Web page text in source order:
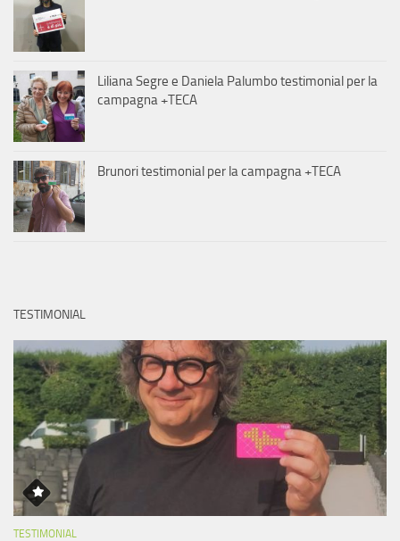
Liliana Segre e Daniela Palumbo testimonial per la
campagna +TECA
Brunori testimonial per la campagna +TECA
TESTIMONIAL
TESTIMONIAL